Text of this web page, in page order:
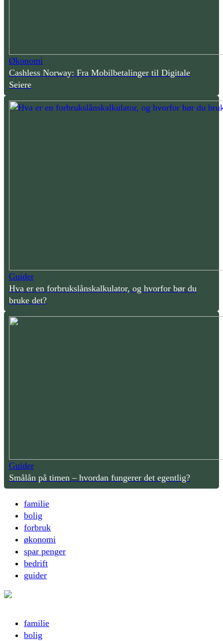
Økonomi
Cashless Norway: Fra Mobilbetalinger til Digitale
Seiere
Guider
Hva er en forbrukslånskalkulator, og hvorfor bør du
bruke det?
Guider
Smålån på timen – hvordan fungerer det egentlig?
familie
bolig
forbruk
økonomi
spar penger
bedrift
guider
familie
bolig